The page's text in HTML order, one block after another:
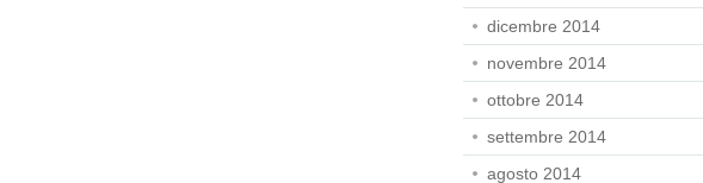
dicembre 2014
novembre 2014
ottobre 2014
settembre 2014
agosto 2014